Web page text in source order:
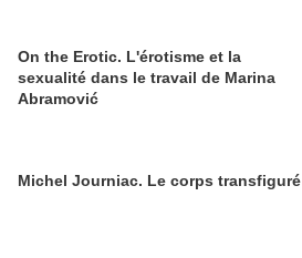
On the Erotic. L'érotisme et la
sexualité dans le travail de Marina
Abramović
Michel Journiac. Le corps transfiguré